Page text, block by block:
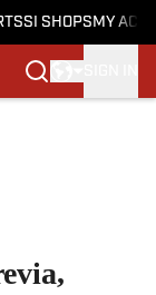
SI SHOPS MY